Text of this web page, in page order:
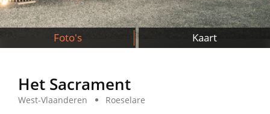
Foto's Kaart
Het Sacrament
West-Vlaanderen Roeselare